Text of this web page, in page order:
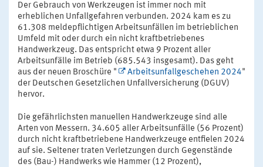
Der Gebrauch von Werkzeugen ist immer noch mit
erheblichen Unfallgefahren verbunden. 2024 kam es zu
61.308 meldepflichtigen Arbeitsunfällen im betrieblichen
Umfeld mit oder durch ein nicht kraftbetriebenes
Handwerkzeug. Das entspricht etwa 9 Prozent aller
Arbeitsunfälle im Betrieb (685.543 insgesamt). Das geht
aus der neuen Broschüre "
Arbeitsunfallgeschehen 2024"
der Deutschen Gesetzlichen Unfallversicherung (DGUV)
hervor.
Die gefährlichsten manuellen Handwerkzeuge sind alle
Arten von Messern. 34.605 aller Arbeitsunfälle (56 Prozent)
durch nicht kraftbetriebene Handwerkzeuge entfielen 2024
auf sie. Seltener traten Verletzungen durch Gegenstände
des (Bau-) Handwerks wie Hammer (12 Prozent),